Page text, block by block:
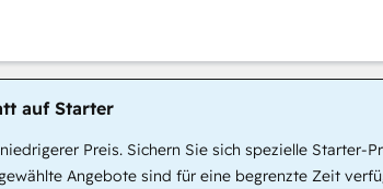
auf Starter
Preis. Sichern Sie sich spezielle
Angebote sind für eine begrenzte Zeit